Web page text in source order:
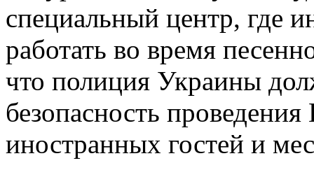
специальный центр, где
работать во время
что полиция Украины
безопасность
иностранных гостей и